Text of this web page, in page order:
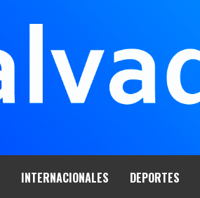
INTERNACIONALES DEPORTES